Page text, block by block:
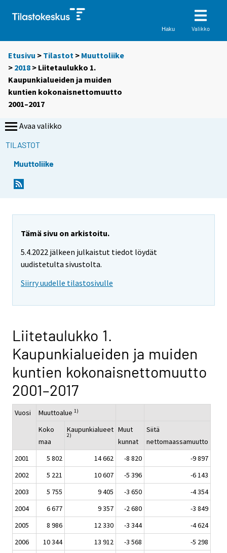
Haku Valikko
Etusivu > Tilastot > Muuttoliike
> 2018 > Liitetaulukko 1.
Kaupunkialueiden ja muiden
kuntien kokonaisnettomuutto
2001–2017
Avaa valikko
TILASTOT
Muuttoliike
Tämä sivu on arkistoitu.
5.4.2022 jälkeen julkaistut tiedot löydät
uudistetulta sivustolta.
Siirry uudelle tilastosivulle
Liitetaulukko 1.
Kaupunkialueiden ja muiden
kuntien kokonaisnettomuutto
2001–2017
Vuosi Muuttoalue 1)
Koko
maa
Kaupunkialueet
2)
Muut
kunnat
Siitä
nettomaassamuutto
2001
5 802 14 662 -8 820
-9 897
2002
5 221 10 607 -5 396
-6 143
2003
5 755 9 405 -3 650
-4 354
2004
6 677 9 357 -2 680
-3 849
2005
8 986 12 330 -3 344
-4 624
2006
10 344 13 912 -3 568
-5 298